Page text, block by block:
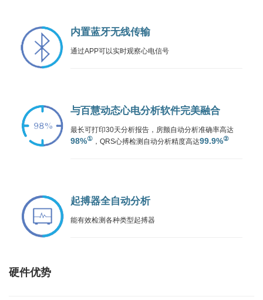
内置蓝牙无线传输
通过APP可以实时观察心电信号
与百慧动态心电分析软件完美融合
最长可打印30天分析报告，房颤自动分析准确率高达
98%① ，QRS心搏检测自动分析精度高达99.9%②
起搏器全自动分析
能有效检测各种类型起搏器
硬件优势